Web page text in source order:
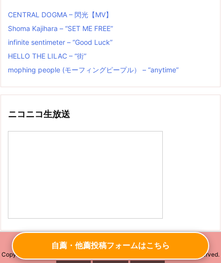
自薦・他薦投稿フォームはこちら
CENTRAL DOGMA – 閃光【MV】
Shoma Kajihara – “SET ME FREE”
infinite sentimeter – “Good Luck”
HELLO THE LILAC – “街”
mophing people (モーフィングピープル） – “anytime”
ニコニコ生放送
Copyright © All Rights Reserved.